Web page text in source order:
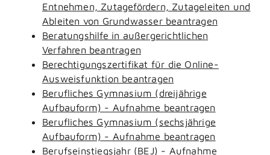
Entnehmen, Zutagefördern, Zutageleiten und
Ableiten von Grundwasser beantragen
Beratungshilfe in außergerichtlichen
Verfahren beantragen
Berechtigungszertifikat für die Online-
Ausweisfunktion beantragen
Berufliches Gymnasium (dreijährige
Aufbauform) - Aufnahme beantragen
Berufliches Gymnasium (sechsjährige
Aufbauform) - Aufnahme beantragen
Berufseinstiegsjahr (BEJ) - Aufnahme